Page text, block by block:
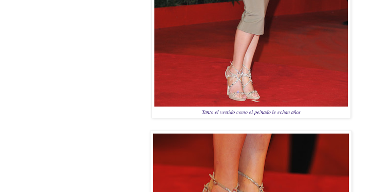
Tanto el vestido como el peinado le echan años